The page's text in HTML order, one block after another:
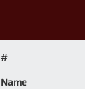
#
Name